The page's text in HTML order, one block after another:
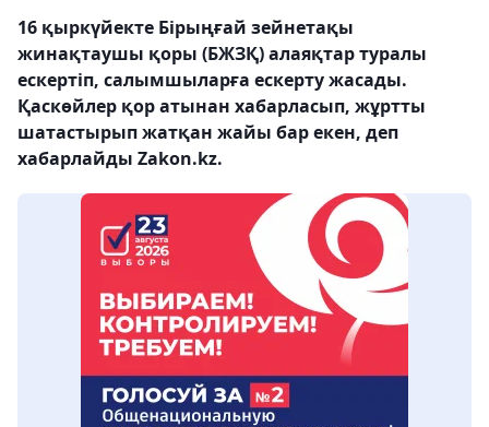
16 қыркүйекте Бірыңғай зейнетақы
жинақтаушы қоры (БЖЗҚ) алаяқтар туралы
ескертіп, салымшыларға ескерту жасады.
Қаскөйлер қор атынан хабарласып, жұртты
шатастырып жатқан жайы бар екен, деп
хабарлайды Zakon.kz.